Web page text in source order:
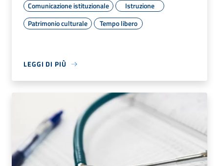
Comunicazione istituzionale
Istruzione
Patrimonio culturale
Tempo libero
LEGGI DI PIÙ